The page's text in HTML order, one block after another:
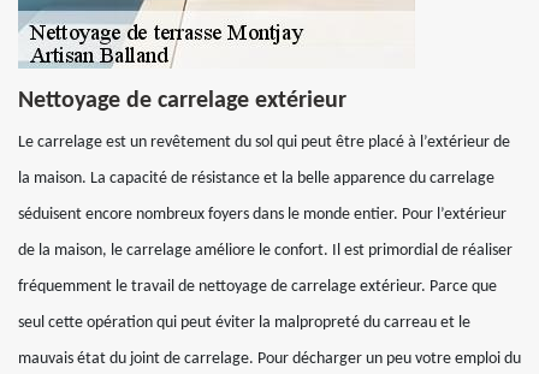
Nettoyage de carrelage extérieur
Le carrelage est un revêtement du sol qui peut être placé à l’extérieur de
la maison. La capacité de résistance et la belle apparence du carrelage
séduisent encore nombreux foyers dans le monde entier. Pour l’extérieur
de la maison, le carrelage améliore le confort. Il est primordial de réaliser
fréquemment le travail de nettoyage de carrelage extérieur. Parce que
seul cette opération qui peut éviter la malpropreté du carreau et le
mauvais état du joint de carrelage. Pour décharger un peu votre emploi du